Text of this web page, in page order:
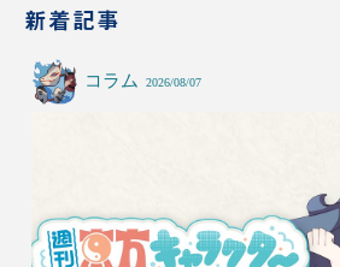
新着記事
コラム 2026/08/07